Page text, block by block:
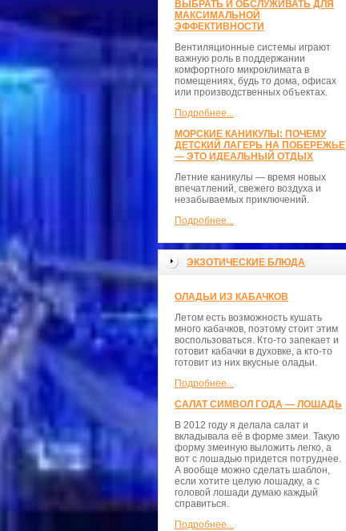
ВЫБРАТЬ И ОБСЛУЖИВАТЬ ДЛЯ
МАКСИМАЛЬНОЙ
ЭФФЕКТИВНОСТИ
Вентиляционные системы играют
важную роль в поддержании
комфортного микроклимата в
помещениях, будь то дома, офисах
или производственных объектах.
Подробнее...
МОРСКИЕ КАНИКУЛЫ: ПОЧЕМУ
ДЕТСКИЙ ЛАГЕРЬ НА ПОБЕРЕЖЬЕ
— ЭТО ИДЕАЛЬНЫЙ ОТДЫХ
Летние каникулы — время новых
впечатлений, свежего воздуха и
незабываемых приключений.
Подробнее...
ЭКЗОТИЧЕСКИЕ БЛЮДА
ОЛАДЬИ ИЗ КАБАЧКОВ
Летом есть возможность кушать
много кабачков, поэтому стоит этим
воспользоваться. Кто-то запекает и
готовит кабачки в духовке, а кто-то
готовит из них вкусные оладьи.
Подробнее...
САЛАТ СИМВОЛ ГОДА — ЛОШАДЬ
В 2012 году я делала салат и
вкладывала её в форме змеи. Такую
форму змеиную выложить легко, а
вот с лошадью придется потруднее.
А вообще можно сделать шаблон,
если хотите целую лошадку, а с
головой лошади думаю каждый
справиться.
Подробнее...